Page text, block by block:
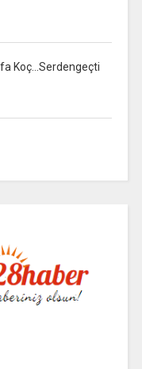
Koç…Serdengeçti